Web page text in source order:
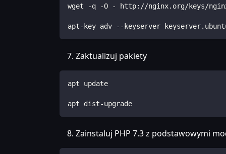
wget -q -O - http://nginx.org/keys/
apt-key adv --keyserver
Zaktualizuj pakiety
apt update
apt dist-upgrade
Zainstaluj PHP 7.3 z podstawowymi